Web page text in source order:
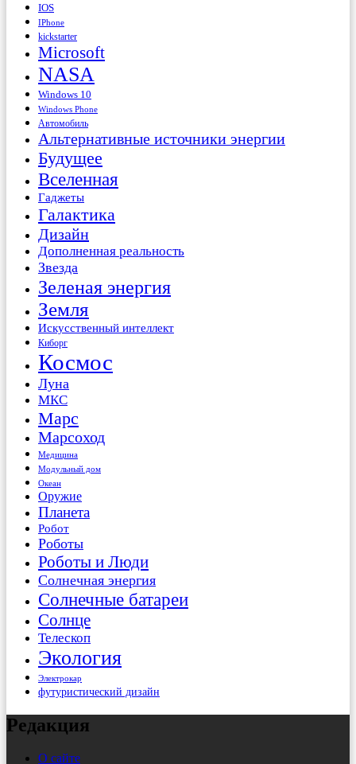
IOS
IPhone
kickstarter
Microsoft
NASA
Windows 10
Windows Phone
Автомобиль
Альтернативные источники энергии
Будущее
Вселенная
Гаджеты
Галактика
Дизайн
Дополненная реальность
Звезда
Зеленая энергия
Земля
Искусственный интеллект
Киборг
Космос
Луна
МКС
Марс
Марсоход
Медицина
Модульный дом
Океан
Оружие
Планета
Робот
Роботы
Роботы и Люди
Солнечная энергия
Солнечные батареи
Солнце
Телескоп
Экология
Электрокар
футуристический дизайн
Редакция
О сайте